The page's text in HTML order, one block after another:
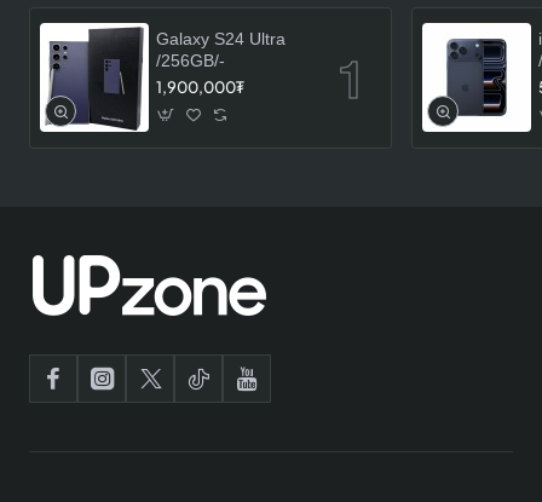
Galaxy S24 Ultra
/256GB/-
1,900,000₮